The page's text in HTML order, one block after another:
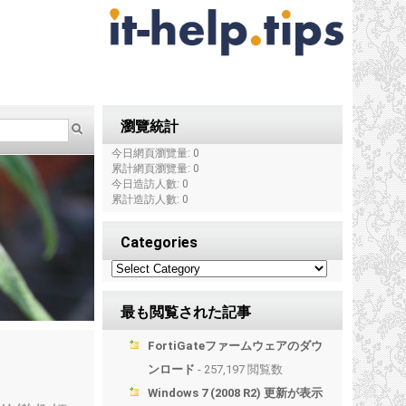
瀏覽統計
今日網頁瀏覽量: 0
累計網頁瀏覽量: 0
今日造訪人數: 0
累計造訪人數: 0
Categories
最も閲覧された記事
FortiGateファームウェアのダウ
ンロード - 257,197 閲覧数
Windows 7 (2008 R2) 更新が表示